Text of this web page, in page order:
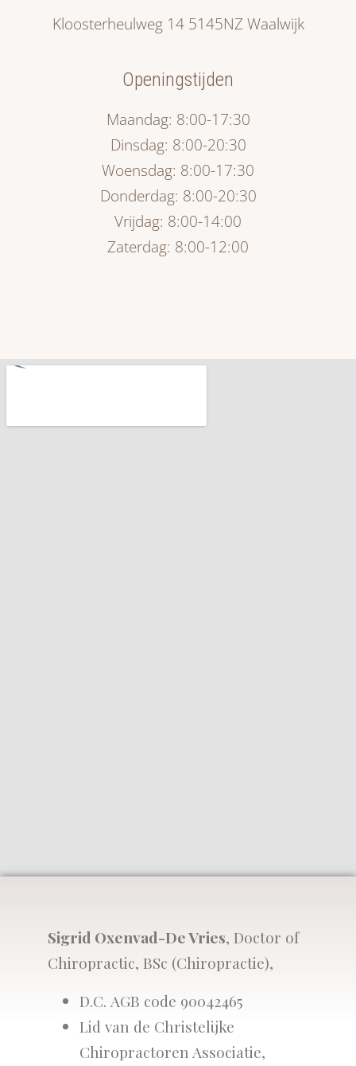
Kloosterheulweg 14 5145NZ Waalwijk
Openingstijden
Maandag: 8:00-17:30
Dinsdag: 8:00-20:30
Woensdag: 8:00-17:30
Donderdag: 8:00-20:30
Vrijdag: 8:00-14:00
Zaterdag: 8:00-12:00
Sigrid Oxenvad-De Vries, Doctor of
Chiropractic, BSc (Chiropractie),
D.C. AGB code 90042465
Lid van de Christelijke
Chiropractoren Associatie,